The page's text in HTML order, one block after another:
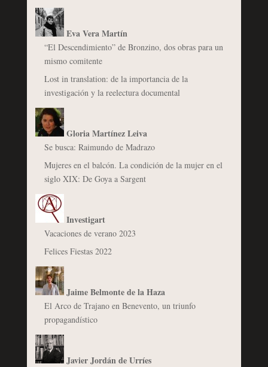
Eva Vera Martín
“El Descendimiento” de Bronzino, dos obras para un
mismo comitente
Lost in translation: de la importancia de la
investigación y la reelectura documental
Gloria Martínez Leiva
Se busca: Raimundo de Madrazo
Mujeres en el balcón. La condición de la mujer en el
siglo XIX: De Goya a Sargent
Investigart
Vacaciones de verano 2023
Felices Fiestas 2022
Jaime Belmonte de la Haza
El Arco de Trajano en Benevento, un triunfo
propagandístico
Javier Jordán de Urríes